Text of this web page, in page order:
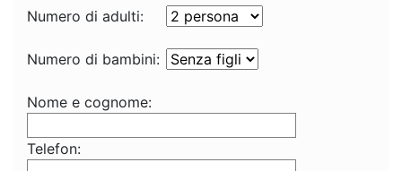
Numero di adulti:
Numero di bambini:
Nome e cognome:
Telefon: